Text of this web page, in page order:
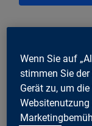
Wenn Sie auf
stimmen Sie
Gerät zu, um